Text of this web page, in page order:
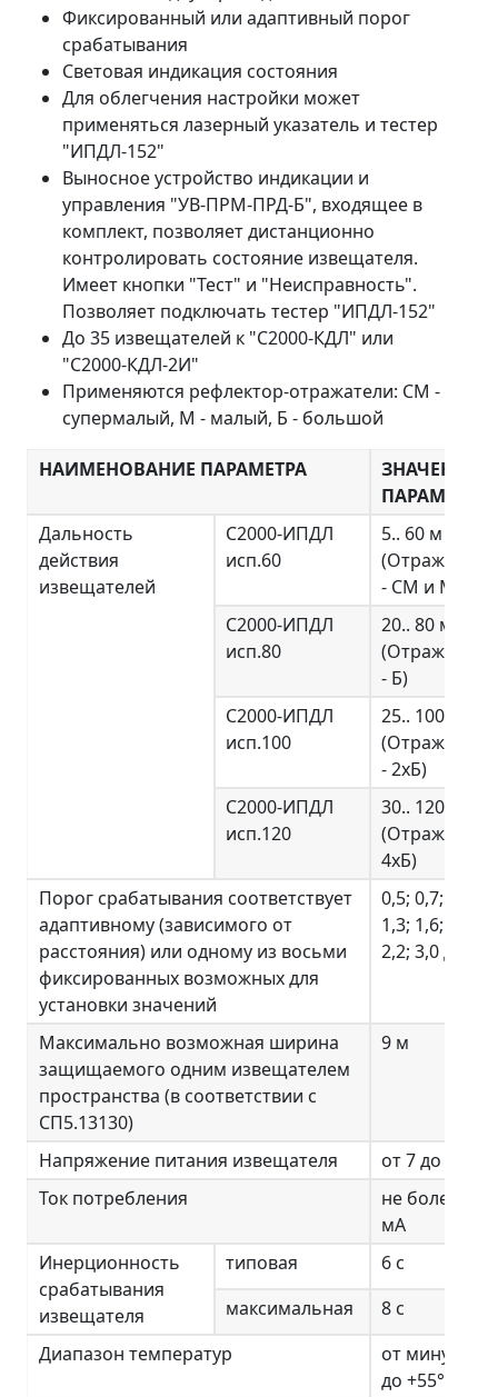
Фиксированный или адаптивный порог
срабатывания
Световая индикация состояния
Для облегчения настройки может
применяться лазерный указатель и тестер
"ИПДЛ-152"
Выносное устройство индикации и
управления "УВ-ПРМ-ПРД-Б", входящее в
комплект, позволяет дистанционно
контролировать состояние извещателя.
Имеет кнопки "Тест" и "Неисправность".
Позволяет подключать тестер "ИПДЛ-152"
До 35 извещателей к "С2000-КДЛ" или
"С2000-КДЛ-2И"
Применяются рефлектор-отражатели: СМ -
супермалый, М - малый, Б - большой
НАИМЕНОВАНИЕ ПАРАМЕТРА
ЗНАЧЕНИЕ
ПАРАМЕТРА
Дальность
действия
извещателей
С2000-ИПДЛ
исп.60
5.. 60 м
(Отражатель
- СМ и М)
С2000-ИПДЛ
исп.80
20.. 80 м
(Отражатель
- Б)
С2000-ИПДЛ
исп.100
25.. 100 м
(Отражатель
- 2хБ)
С2000-ИПДЛ
исп.120
30.. 120 м
(Отражатель
4хБ)
Порог срабатывания соответствует
адаптивному (зависимого от
расстояния) или одному из восьми
фиксированных возможных для
установки значений
0,5; 0,7; 1,0;
1,3; 1,6; 1,9;
2,2; 3,0 дБ
Максимально возможная ширина
защищаемого одним извещателем
пространства (в соответствии с
СП5.13130)
9 м
Напряжение питания извещателя
от 7 до 11 В
Ток потребления
не более 1,7
мА
Инерционность
срабатывания
извещателя
типовая
6 с
максимальная
8 с
Диапазон температур
от минус 30
до +55°С